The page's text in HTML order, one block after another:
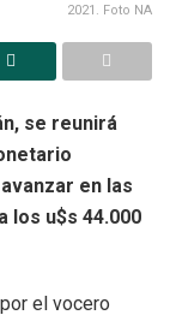
2021. Foto NA
se reunirá
en las
los u$s 44.000
el vocero